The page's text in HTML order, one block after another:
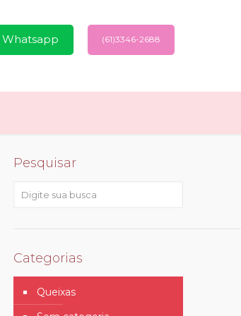
Whatsapp (61)3346-2688
Pesquisar
Categorias
Queixas